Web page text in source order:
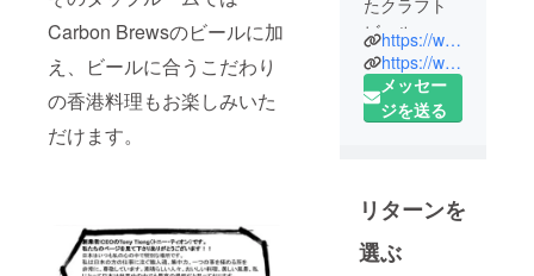
Carbon Brewsのビールに加
え、ビールに合うこだわり
の香港料理もお楽しみいた
だけます。
ビール
Carbon
Brewsです。
まだ誕生し
なタイプの
フレーバー
ビール、ま
https://www.carbonbrews.com/
https://www.instagram.com/carbonbrews/?hl=ja
メッセー
ジを送る
リターンを
選ぶ